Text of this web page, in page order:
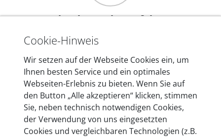
Mehr als 10 Jahre Erfahrung
In den Kfz-Diagnosegeräten von autoaid stecken
entwickeln wir unsere Produkte am Standort in
Berlin laufend weiter. Auf diese Qualität vertrauen
heute mehr als 60.000 Privatkunden und
Unternehmen.
Cookie-Hinweis
Wir setzen auf der Webseite Cookies ein, um
Ihnen besten Service und ein optimales
Webseiten-Erlebnis zu bieten. Wenn Sie auf
den Button „Alle akzeptieren“ klicken, stimmen
Sie, neben technisch notwendigen Cookies,
der Verwendung von uns eingesetzten
Cookies und vergleichbaren Technologien (z.B.